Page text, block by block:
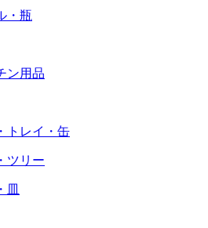
・瓶
ン用品
トレイ・缶
ツリー
皿